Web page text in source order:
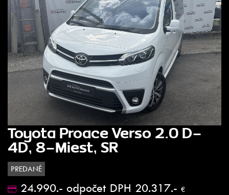
Toyota Proace Verso 2.0 D-
4D, 8-Miest, SR
PREDANÉ
24.990.- odpočet DPH 20.317.- €